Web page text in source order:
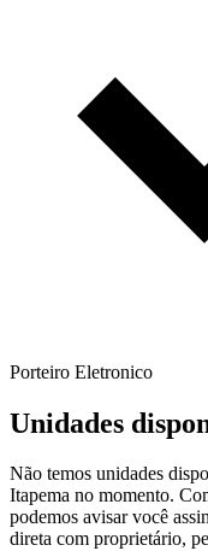
Porteiro Eletronico
Unidades
Não temos unidades
Itapema no momento.
podemos avisar você
direta com proprietário,